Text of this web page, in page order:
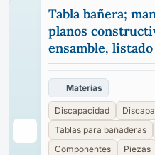
Tabla bañera;
planos
ensamble,
Materias
Discapacidad
Tablas para bañaderas
Componentes
Piezas